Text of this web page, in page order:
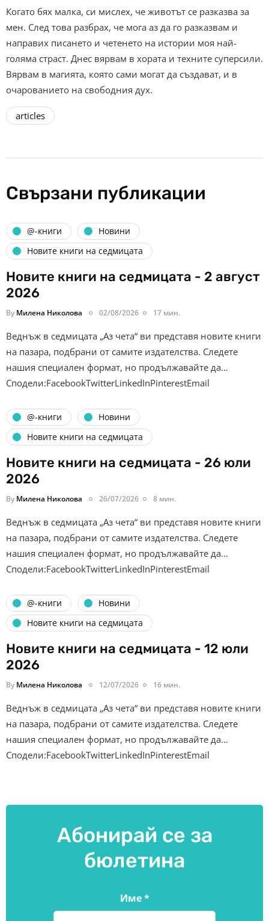
Когато бях малка, си мислех, че животът се разказва за
мен. След това разбрах, че мога аз да го разказвам и
направих писането и четенето на истории моя най-
голяма страст. Днес вярвам в хората и техните суперсили.
Вярвам в магията, която сами могат да създават, и в
очарованието на свободния дух.
articles
Свързани публикации
@-книги
Новини
Новите книги на седмицата
Новите книги на седмицата - 2 август
2026
By Милена Николова 02/08/2026 17 мин.
Веднъж в седмицата „Аз чета“ ви представя новите книги
на пазара, подбрани от самите издателства. Следете
нашия специален формат, но продължавайте да…
Сподели:FacebookTwitterLinkedInPinterestEmail
@-книги
Новини
Новите книги на седмицата
Новите книги на седмицата - 26 юли
2026
By Милена Николова 26/07/2026 8 мин.
Веднъж в седмицата „Аз чета“ ви представя новите книги
на пазара, подбрани от самите издателства. Следете
нашия специален формат, но продължавайте да…
Сподели:FacebookTwitterLinkedInPinterestEmail
@-книги
Новини
Новите книги на седмицата
Новите книги на седмицата - 12 юли
2026
By Милена Николова 12/07/2026 16 мин.
Веднъж в седмицата „Аз чета“ ви представя новите книги
на пазара, подбрани от самите издателства. Следете
нашия специален формат, но продължавайте да…
Сподели:FacebookTwitterLinkedInPinterestEmail
Абонирай се за
бюлетина
Име*